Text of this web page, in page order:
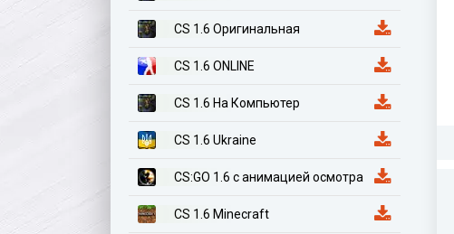
CS 1.6 Оригинальная
CS 1.6 ONLINE
CS 1.6 На Компьютер
CS 1.6 Ukraine
CS:GO 1.6 с анимацией осмотра
CS 1.6 Minecraft